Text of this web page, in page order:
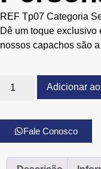
REF Tp07 Categoria
Dê um toque
nossos capachos são
Adicionar
Fale Conosco